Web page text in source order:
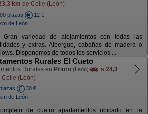
km de Colle (León)
plazas
12 €
de León
Gran variedad de alojamientos con todas las
y extras. Albergue, cabañas de madera o
Disponemos de todos los servicios ...
Rurales El Cueto
Rurales en Prioro (León) a 24,3
Colle (León)
30 €
de León
de cuatro apartamentos ubicado en la